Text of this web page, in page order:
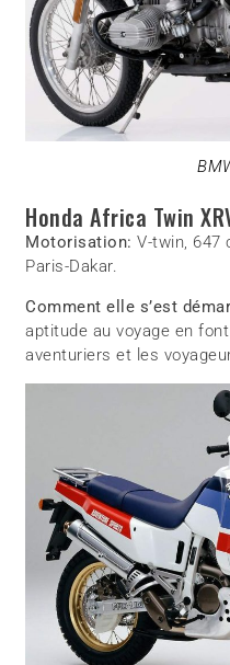
Honda Africa Twin
Motorisation: V-twin, 647
Paris-Dakar.
Comment elle s’est
aptitude au voyage en
aventuriers et les